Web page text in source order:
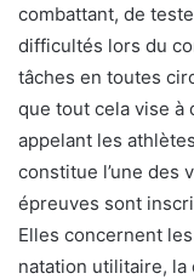
combattant, de
difficultés lors du
tâches en toutes
que tout cela vise
appelant les
constitue l’une des
épreuves sont
Elles concernent
natation utilitaire, la